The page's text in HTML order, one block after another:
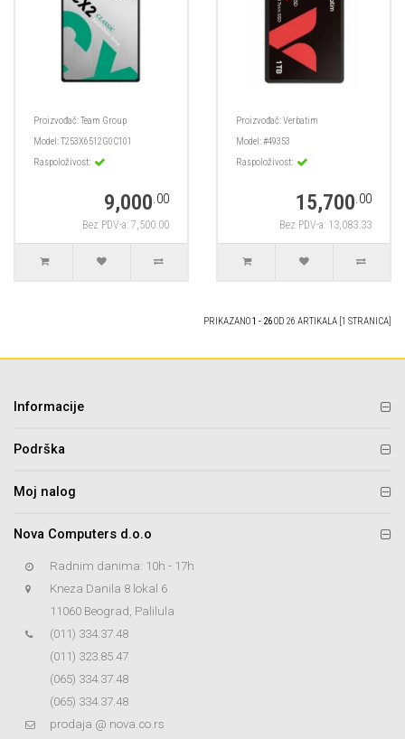
Proizvođač:Team Group
Model:T253X6512G0C101
Raspoloživost:
9,000.00
Bez PDV-a: 7,500.00
Proizvođač:Verbatim
Model:#49353
Raspoloživost:
15,700.00
Bez PDV-a: 13,083.33
PRIKAZANO1 - 26OD 26 ARTIKALA [1 STRANICA]
Informacije
Podrška
Moj nalog
Nova Computers d.o.o
Radnim danima: 10h - 17h
Kneza Danila 8 lokal 6
11060 Beograd, Palilula
(011) 334.37.48
(011) 323.85.47
(065) 334.37.48
(065) 334.37.48
prodaja @ nova.co.rs